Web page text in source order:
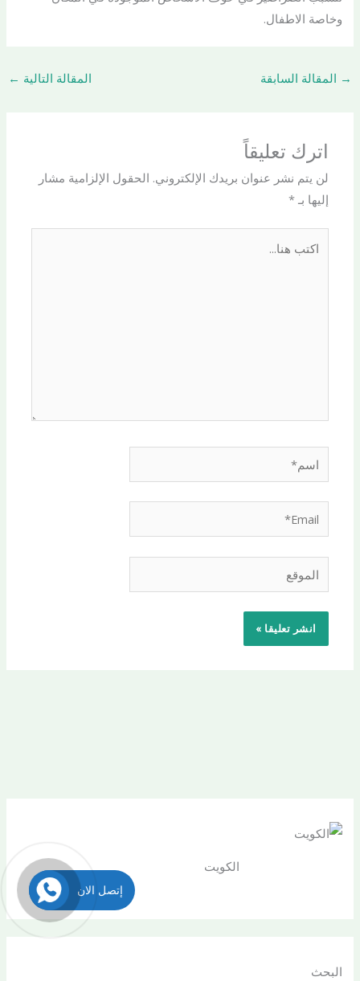
وخاصة الاطفال.
→ المقالة السابقة المقالة التالية ←
اترك تعليقاً
لن يتم نشر عنوان بريدك الإلكتروني. الحقول الإلزامية مشار
إليها بـ*
اسم*
Email*
الموقع
الكويت
البحث
إتصل الان